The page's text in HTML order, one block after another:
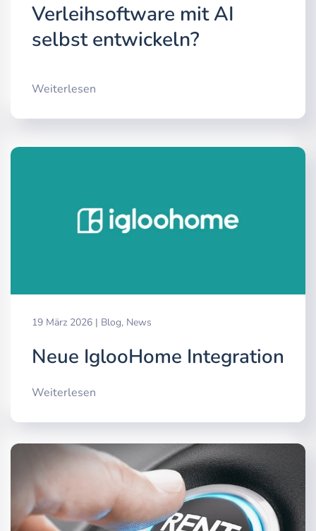
Verleihsoftware mit AI
selbst entwickeln?
Weiterlesen
19 März 2026 | Blog, News
Neue IglooHome Integration
Weiterlesen